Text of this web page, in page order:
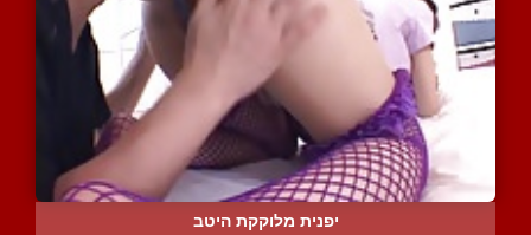
יפנית מלוקקת היטב